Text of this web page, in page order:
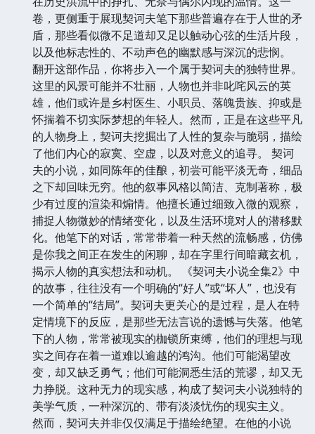
卷，更侧重于展现契诃夫笔下那些普遍存在于人世的矛
盾，那些看似微不足道却又足以触动心弦的生活片段，
以及他标志性的、不动声色的幽默感与深沉的悲悯。
翻开这部作品，你将步入一个属于契诃夫的独特世界。
这里的风景可能并不壮丽，人物也并非叱咤风云的英
雄，他们或许是乡村医生、小职员、落魄贵族、抑或是
怀揣着不切实际梦想的年轻人。然而，正是在这些平凡
的人物身上，契诃夫挖掘出了人性的复杂与脆弱，描绘
了他们内心的寂寞、空虚，以及对意义的追寻。 契诃
夫的小说，如同陈年的佳酿，初尝可能平淡无奇，细品
之下却回味无穷。他的叙事风格以简洁、克制著称，极
少有过度的渲染和煽情。他擅长通过细致入微的观察，
捕捉人物微妙的情绪变化，以及生活环境对人的潜移默
化。他笔下的对话，常常带着一种天然的流畅感，仿佛
是你我之间正在发生的闲聊，却在字里行间暗藏玄机，
揭示人物的真实想法和动机。 《契诃夫小说全集2》中
的故事，往往没有一个明确的“好人”或“坏人”，也没有
一个简单的“结局”。契诃夫更关心的是过程，是人在特
定情境下的反应，是那些无法言说的遗憾与失落。他笔
下的人物，常常被现实的枷锁所束缚，他们的理想与现
实之间存在着一道难以逾越的鸿沟。他们可能渴望改
变，却又缺乏勇气；他们可能洞悉生活的荒谬，却又无
力挣脱。这种无力的现实感，构成了契诃夫小说独特的
美学气质，一种深沉的、带有淡淡忧伤的现实主义。
然而，契诃夫并非仅仅满足于描绘绝望。在他的小说